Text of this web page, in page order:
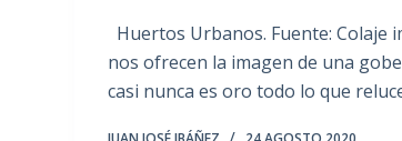
Huertos Urbanos. Fuente: Colaje
nos ofrecen la imagen de una
casi nunca es oro todo lo que